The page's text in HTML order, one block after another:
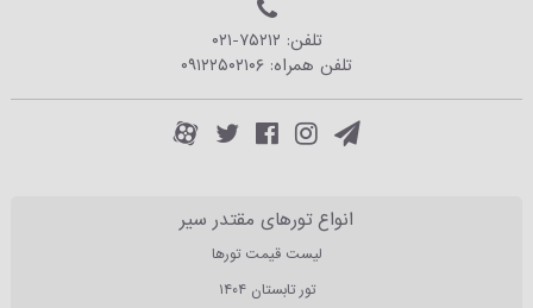
تلفن: ۰۲۱-۷۵۲۱۲
تلفن همراه: ۰۹۱۲۲۵۰۲۱۰۶
انواع تورهای مقتدر سیر
لیست قیمت تورها
تور تابستان ۱۴۰۴